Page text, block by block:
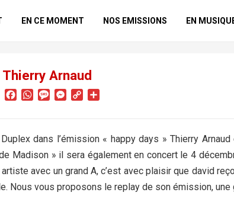
EN CE MOMENT NOS EMISSIONS EN
Thierry Arnaud
b
o
o
k
W
s
A
p
M
a
g
M
e
n
e
r
L
i
n
k
a
g
r
dans l’émission « happy days » Thierry
Madison » il sera également en concert le 4
avec un grand A, c’est avec plaisir que david
Nous vous proposons le replay de son émission, une